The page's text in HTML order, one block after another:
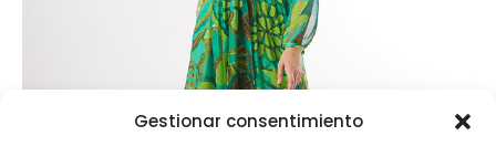
Gestionar consentimiento